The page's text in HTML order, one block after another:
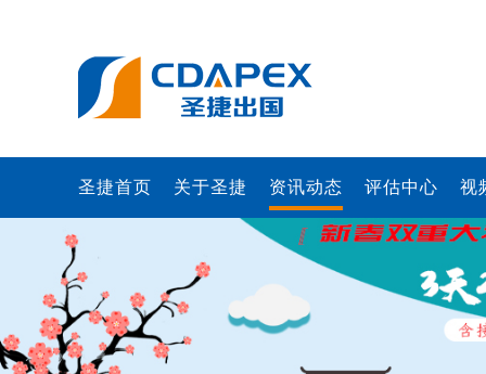
圣捷首页 关于圣捷 资讯动态 评估中心 视